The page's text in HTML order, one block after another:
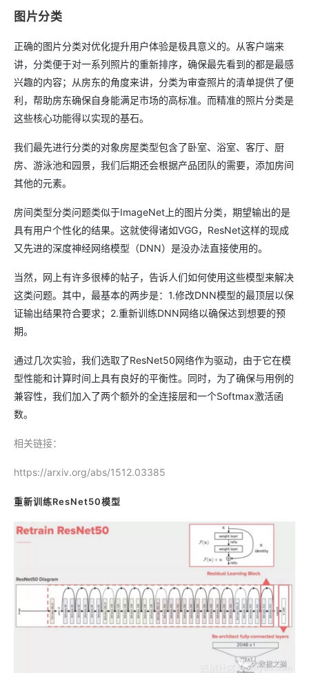
图片分类
正确的图片分类对优化提升用户体验是极具意义的。从客户端来
讲，分类便于对一系列照片的重新排序，确保最先看到的都是最感
兴趣的内容；从房东的角度来讲，分类为审查照片的清单提供了便
利，帮助房东确保自身能满足市场的高标准。而精准的照片分类是
这些核心功能得以实现的基石。
我们最先进行分类的对象房屋类型包含了卧室、浴室、客厅、厨
房、游泳池和园景，我们后期还会根据产品团队的需要，添加房间
其他的元素。
房间类型分类问题类似于ImageNet上的图片分类，期望输出的是
具有用户个性化的结果。这就使得诸如VGG，ResNet这样的现成
又先进的深度神经网络模型（DNN）是没办法直接使用的。
当然，网上有许多很棒的帖子，告诉人们如何使用这些模型来解决
这类问题。其中，最基本的两步是：1.修改DNN模型的最顶层以保
证输出结果符合要求；2.重新训练DNN网络以确保达到想要的预
期。
通过几次实验，我们选取了ResNet50网络作为驱动，由于它在模
型性能和计算时间上具有良好的平衡性。同时，为了确保与用例的
兼容性，我们加入了两个额外的全连接层和一个Softmax激活函
数。
相关链接：
https://arxiv.org/abs/1512.03385
重新训练ResNet50模型